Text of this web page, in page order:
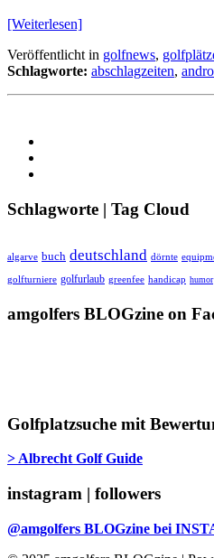
[Weiterlesen]
Veröffentlicht in golfnews,
Schlagworte: abschlagzeiten,
Schlagworte | Tag Cloud
algarve buch deutschland dörnte
golfturniere golfurlaub greenfee handicap humor
amgolfers BLOGzine on
Golfplatzsuche mit
> Albrecht Golf Guide
instagram | followers
@amgolfers BLOGzine bei